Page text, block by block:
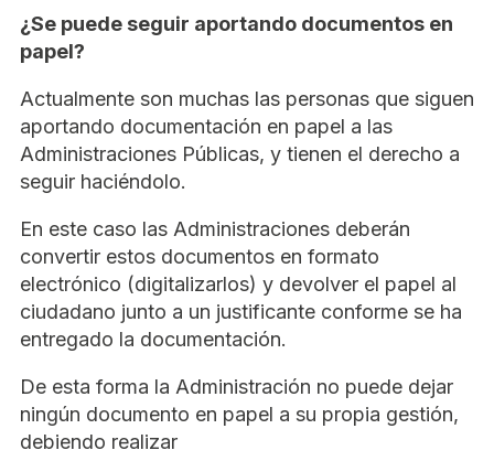
¿Se puede seguir aportando documentos en
papel?
Actualmente son muchas las personas que siguen
aportando documentación en papel a las
Administraciones Públicas, y tienen el derecho a
seguir haciéndolo.
En este caso las Administraciones deberán
convertir estos documentos en formato
electrónico (digitalizarlos) y devolver el papel al
ciudadano junto a un justificante conforme se ha
entregado la documentación.
De esta forma la Administración no puede dejar
ningún documento en papel a su propia gestión,
debiendo realizar